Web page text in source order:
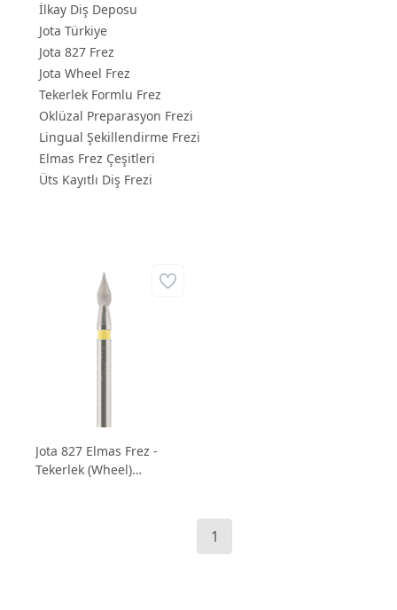
İlkay Diş Deposu
Jota Türkiye
Jota 827 Frez
Jota Wheel Frez
Tekerlek Formlu Frez
Oklüzal Preparasyon Frezi
Lingual Şekillendirme Frezi
Elmas Frez Çeşitleri
Üts Kayıtlı Diş Frezi
Jota 827 Elmas Frez -
Tekerlek (Wheel)
1